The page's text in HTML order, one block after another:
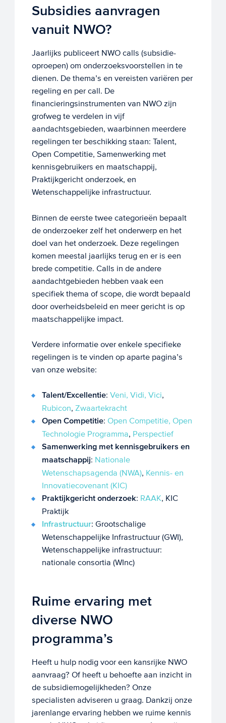
Subsidies aanvragen
vanuit NWO?
Jaarlijks publiceert NWO calls (subsidie-
oproepen) om onderzoeksvoorstellen in te
dienen. De thema’s en vereisten variëren per
regeling en per call. De
financieringsinstrumenten van NWO zijn
grofweg te verdelen in vijf
aandachtsgebieden, waarbinnen meerdere
regelingen ter beschikking staan: Talent,
Open Competitie, Samenwerking met
kennisgebruikers en maatschappij,
Praktijkgericht onderzoek, en
Wetenschappelijke infrastructuur.
Binnen de eerste twee categorieën bepaalt
de onderzoeker zelf het onderwerp en het
doel van het onderzoek. Deze regelingen
komen meestal jaarlijks terug en er is een
brede competitie. Calls in de andere
aandachtgebieden hebben vaak een
specifiek thema of scope, die wordt bepaald
door overheidsbeleid en meer gericht is op
maatschappelijke impact.
Verdere informatie over enkele specifieke
regelingen is te vinden op aparte pagina’s
van onze website:
Talent/Excellentie: Veni, Vidi, Vici,
Rubicon, Zwaartekracht
Open Competitie: Open Competitie, Open
Technologie Programma, Perspectief
Samenwerking met kennisgebruikers en
maatschappij: Nationale
Wetenschapsagenda (NWA), Kennis- en
Innovatiecovenant (KIC)
Praktijkgericht onderzoek: RAAK, KIC
Praktijk
Infrastructuur: Grootschalige
Wetenschappelijke Infrastructuur (GWI),
Wetenschappelijke infrastructuur:
nationale consortia (WInc)
Ruime ervaring met
diverse NWO
programma’s
Heeft u hulp nodig voor een kansrijke NWO
aanvraag? Of heeft u behoefte aan inzicht in
de subsidiemogelijkheden? Onze
specialisten adviseren u graag. Dankzij onze
jarenlange ervaring hebben we ruime kennis